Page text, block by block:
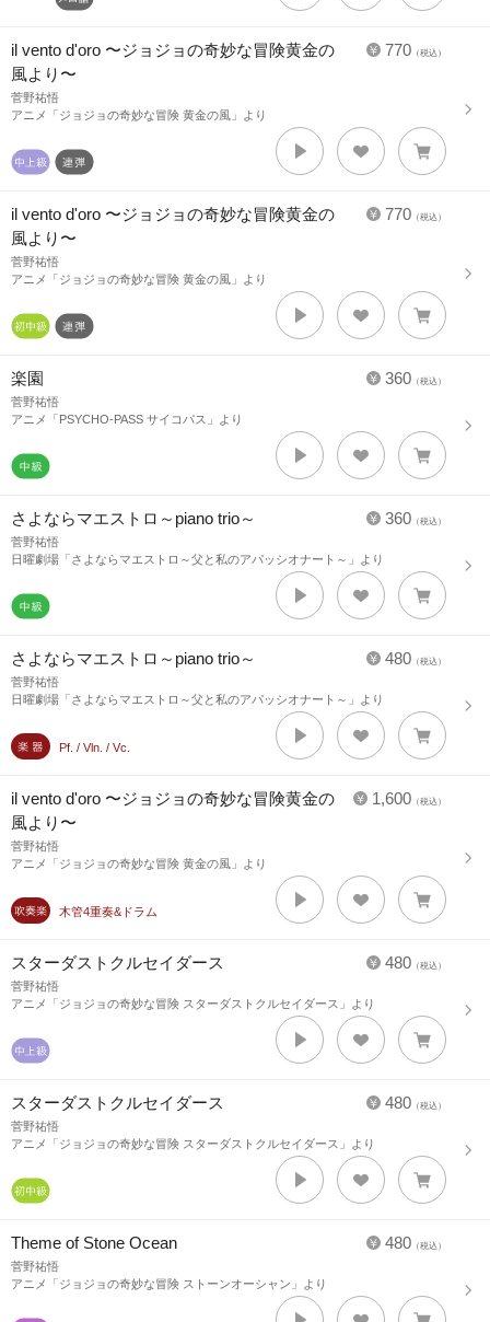
770 （税込）
il vento d'oro 〜ジョジョの奇妙な冒険黄金の
風より〜
菅野祐悟
アニメ「ジョジョの奇妙な冒険 黄金の風」より
770 （税込）
il vento d'oro 〜ジョジョの奇妙な冒険黄金の
風より〜
菅野祐悟
アニメ「ジョジョの奇妙な冒険 黄金の風」より
360 （税込）
楽園
菅野祐悟
アニメ「PSYCHO-PASS サイコパス」より
360 （税込）
さよならマエストロ～piano trio～
菅野祐悟
日曜劇場「さよならマエストロ～父と私のアパッシオナート～」より
480 （税込）
さよならマエストロ～piano trio～
菅野祐悟
日曜劇場「さよならマエストロ～父と私のアパッシオナート～」より
Pf. / Vln. / Vc.
1,600 （税込）
il vento d'oro 〜ジョジョの奇妙な冒険黄金の
風より〜
菅野祐悟
アニメ「ジョジョの奇妙な冒険 黄金の風」より
木管4重奏&ドラム
480 （税込）
スターダストクルセイダース
菅野祐悟
アニメ「ジョジョの奇妙な冒険 スターダストクルセイダース」より
480 （税込）
スターダストクルセイダース
菅野祐悟
アニメ「ジョジョの奇妙な冒険 スターダストクルセイダース」より
480 （税込）
Theme of Stone Ocean
菅野祐悟
アニメ「ジョジョの奇妙な冒険 ストーンオーシャン」より